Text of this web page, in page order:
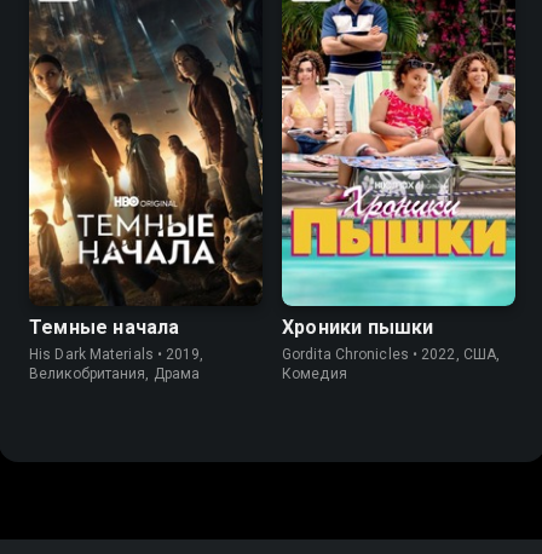
7.8 7.7
Темные начала
His Dark Materials • 2019,
Великобритания, Драма
7.9 7.5
Хроники пышки
Gordita Chronicles • 2022, США,
Комедия